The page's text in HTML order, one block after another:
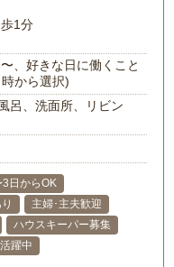
1分
、好きな日に働くこと
から選択)
呂、洗面所、リビン
3日からOK
主婦･主夫歓迎
ハウスキーパー募集
躍中